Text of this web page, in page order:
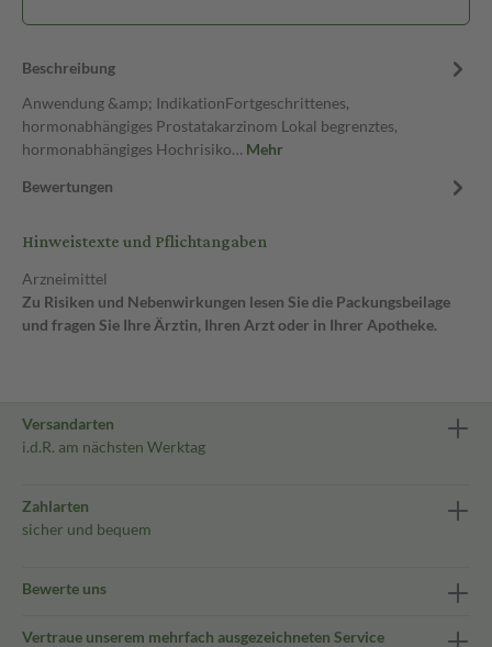
Beschreibung
Anwendung &amp; IndikationFortgeschrittenes,
hormonabhängiges Prostatakarzinom Lokal begrenztes,
hormonabhängiges Hochrisiko… Mehr
Bewertungen
Hinweistexte und Pflichtangaben
Arzneimittel
Zu Risiken und Nebenwirkungen lesen Sie die Packungsbeilage
und fragen Sie Ihre Ärztin, Ihren Arzt oder in Ihrer Apotheke.
Versandarten
i.d.R. am nächsten Werktag
Zahlarten
sicher und bequem
Bewerte uns
Vertraue unserem mehrfach ausgezeichneten Service